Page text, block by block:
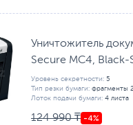
Уничтожитель
Secure MC4, Black-
Уровень секретности: 5
Тип резки бумаги: фрагменты
Лоток подачи бумаги: 4 листа
124 990 ₸